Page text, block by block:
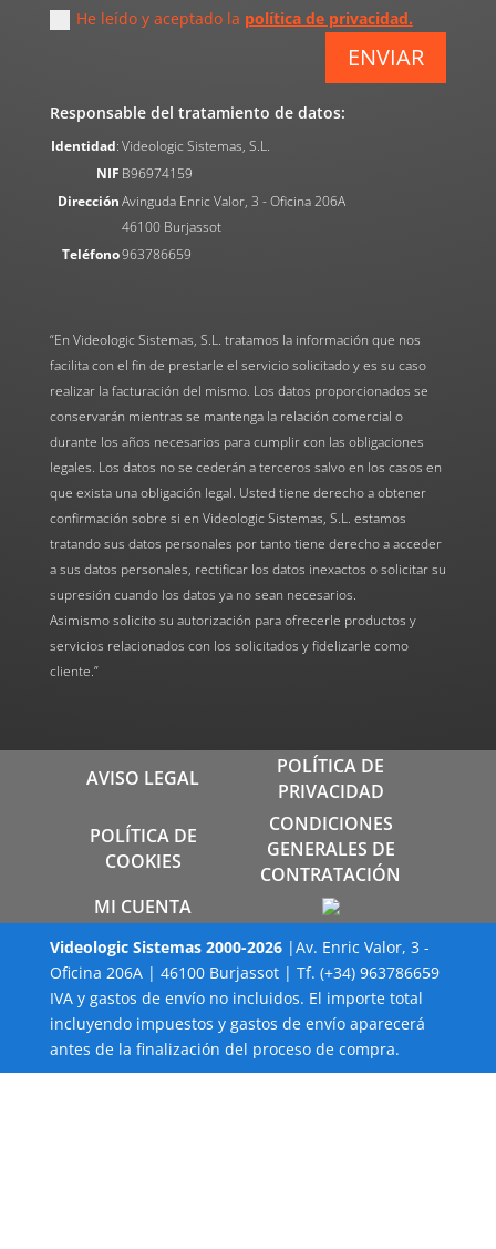
He leído y aceptado la política de privacidad.
ENVIAR
Responsable del tratamiento de datos:
Identidad:Videologic Sistemas, S.L.
NIF B96974159
DirecciónAvinguda Enric Valor, 3 - Oficina 206A
46100 Burjassot
Teléfono963786659
“En Videologic Sistemas, S.L. tratamos la información que nos
facilita con el fin de prestarle el servicio solicitado y es su caso
realizar la facturación del mismo. Los datos proporcionados se
conservarán mientras se mantenga la relación comercial o
durante los años necesarios para cumplir con las obligaciones
legales. Los datos no se cederán a terceros salvo en los casos en
que exista una obligación legal. Usted tiene derecho a obtener
confirmación sobre si en Videologic Sistemas, S.L. estamos
tratando sus datos personales por tanto tiene derecho a acceder
a sus datos personales, rectificar los datos inexactos o solicitar su
supresión cuando los datos ya no sean necesarios.
Asimismo solicito su autorización para ofrecerle productos y
servicios relacionados con los solicitados y fidelizarle como
cliente.”
AVISO LEGAL
POLÍTICA DE
PRIVACIDAD
POLÍTICA DE
COOKIES
CONDICIONES
GENERALES DE
CONTRATACIÓN
MI CUENTA
Videologic Sistemas 2000-2026 |Av. Enric Valor, 3 -
Oficina 206A | 46100 Burjassot | Tf. (+34) 963786659
IVA y gastos de envío no incluidos. El importe total
incluyendo impuestos y gastos de envío aparecerá
antes de la finalización del proceso de compra.